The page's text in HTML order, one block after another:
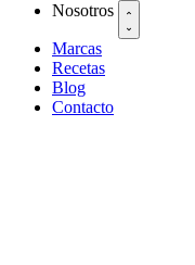
Nosotros
Marcas
Recetas
Blog
Contacto